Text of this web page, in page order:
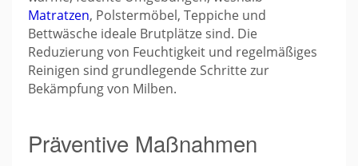
Matratzen, Polstermöbel, Teppiche und
Bettwäsche ideale Brutplätze sind. Die
Reduzierung von Feuchtigkeit und regelmäßiges
Reinigen sind grundlegende Schritte zur
Bekämpfung von Milben.
Präventive Maßnahmen